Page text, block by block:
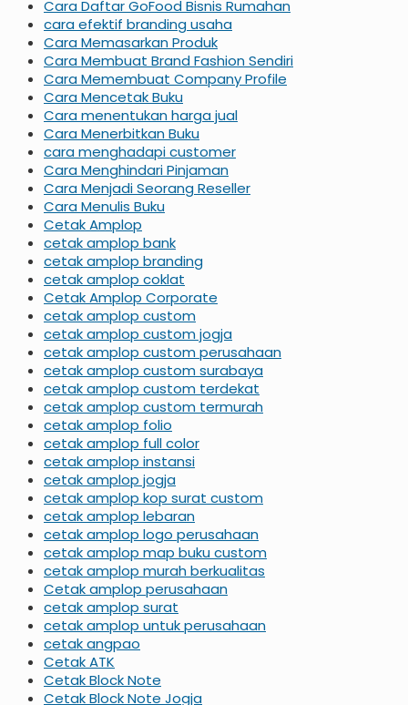
Cara Daftar GoFood Bisnis Rumahan
cara efektif branding usaha
Cara Memasarkan Produk
Cara Membuat Brand Fashion Sendiri
Cara Memembuat Company Profile
Cara Mencetak Buku
Cara menentukan harga jual
Cara Menerbitkan Buku
cara menghadapi customer
Cara Menghindari Pinjaman
Cara Menjadi Seorang Reseller
Cara Menulis Buku
Cetak Amplop
cetak amplop bank
cetak amplop branding
cetak amplop coklat
Cetak Amplop Corporate
cetak amplop custom
cetak amplop custom jogja
cetak amplop custom perusahaan
cetak amplop custom surabaya
cetak amplop custom terdekat
cetak amplop custom termurah
cetak amplop folio
cetak amplop full color
cetak amplop instansi
cetak amplop jogja
cetak amplop kop surat custom
cetak amplop lebaran
cetak amplop logo perusahaan
cetak amplop map buku custom
cetak amplop murah berkualitas
Cetak amplop perusahaan
cetak amplop surat
cetak amplop untuk perusahaan
cetak angpao
Cetak ATK
Cetak Block Note
Cetak Block Note Jogja